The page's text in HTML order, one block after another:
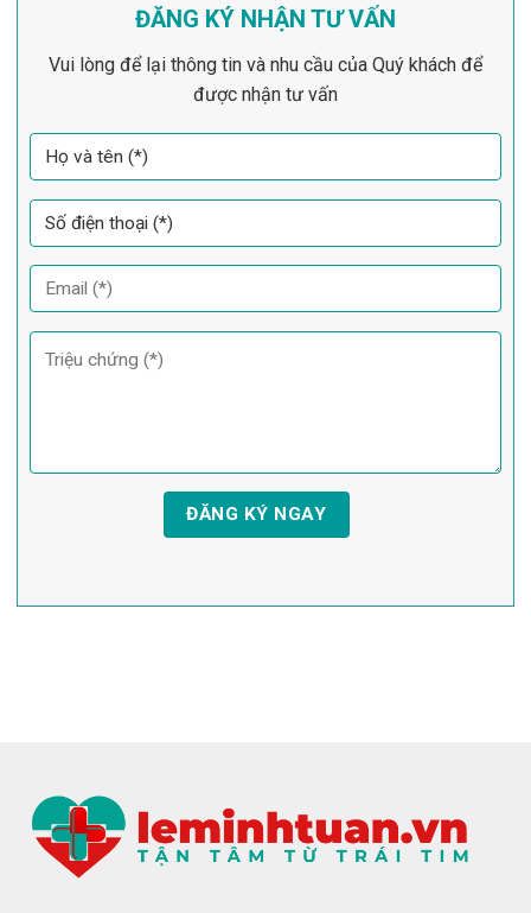
ĐĂNG KÝ NHẬN TƯ VẤN
Vui lòng để lại thông tin và nhu cầu của Quý khách để
được nhận tư vấn